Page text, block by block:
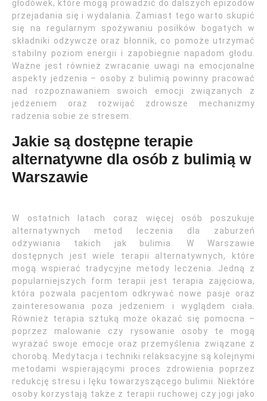
głodówek, które mogą prowadzić do dalszych epizodów
przejadania się i wydalania. Zamiast tego warto skupić
się na regularnym spożywaniu posiłków bogatych w
składniki odżywcze oraz błonnik, co pomoże utrzymać
stabilny poziom energii i zapobiegnie napadom głodu.
Ważne jest również zwracanie uwagi na emocjonalne
aspekty jedzenia – osoby z bulimią powinny pracować
nad rozpoznawaniem swoich emocji związanych z
jedzeniem oraz rozwijać zdrowsze mechanizmy
radzenia sobie ze stresem.
Jakie są dostępne terapie
alternatywne dla osób z bulimią w
Warszawie
W ostatnich latach coraz więcej osób poszukuje
alternatywnych metod leczenia dla zaburzeń
odżywiania takich jak bulimia. W Warszawie
dostępnych jest wiele terapii alternatywnych, które
mogą wspierać tradycyjne metody leczenia. Jedną z
popularniejszych form terapii jest terapia zajęciowa,
która pozwala pacjentom odkrywać nowe pasje oraz
zainteresowania poza jedzeniem i wyglądem ciała.
Również terapia sztuką może okazać się pomocna –
poprzez malowanie czy rysowanie osoby te mogą
wyrażać swoje emocje oraz przemyślenia związane z
chorobą. Medytacja i techniki relaksacyjne są kolejnymi
metodami wspierającymi proces zdrowienia poprzez
redukcję stresu i lęku towarzyszącego bulimii. Niektóre
osoby korzystają także z terapii ruchowej czy jogi jako